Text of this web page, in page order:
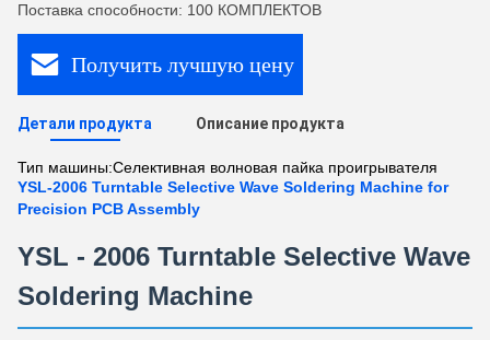
Поставка способности: 100 КОМПЛЕКТОВ
Получить лучшую цену
Детали продукта Описание продукта
Тип машины:Селективная волновая пайка проигрывателя
YSL-2006 Turntable Selective Wave Soldering Machine for
Precision PCB Assembly
YSL - 2006 Turntable Selective Wave
Soldering Machine